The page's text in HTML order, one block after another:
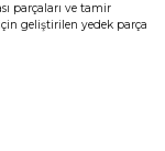
parçaları ve tamir
geliştirilen yedek parça